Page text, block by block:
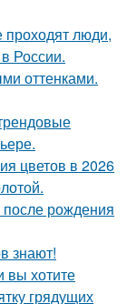
проходят люди,
России.
оттенками.
цветов в 2026
после рождения
знают!
вы хотите
грядущих